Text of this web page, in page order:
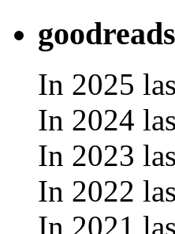
In 2025
In 2024
In 2023
In 2022
In 2021